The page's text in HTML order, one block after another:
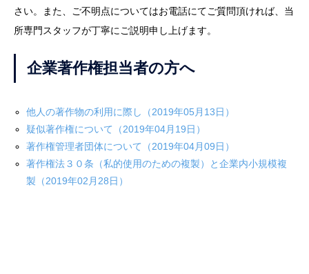
さい。また、ご不明点についてはお電話にてご質問頂ければ、当
所専門スタッフが丁寧にご説明申し上げます。
企業著作権担当者の方へ
他人の著作物の利用に際し（2019年05月13日）
疑似著作権について（2019年04月19日）
著作権管理者団体について（2019年04月09日）
著作権法３０条（私的使用のための複製）と企業内小規模複
製（2019年02月28日）